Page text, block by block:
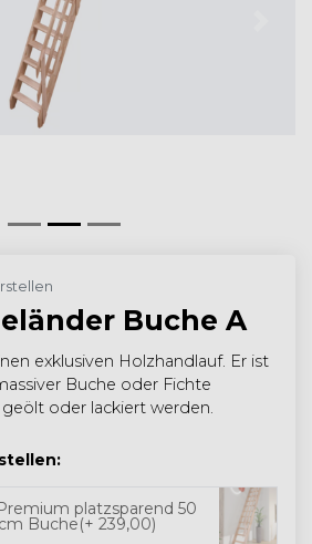
Buche A
exklusiven Holzhandlauf. Er ist
Buche oder Fichte
oder lackiert werden.
platzsparend 50
Buche(+ 239,00)